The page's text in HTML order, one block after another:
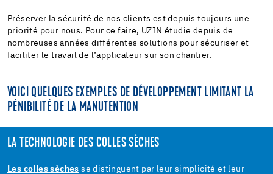
Préserver la sécurité de nos clients est depuis toujours une
priorité pour nous. Pour ce faire, UZIN étudie depuis de
nombreuses années différentes solutions pour sécuriser et
faciliter le travail de l’applicateur sur son chantier.
VOICI QUELQUES EXEMPLES DE DÉVELOPPEMENT LIMITANT LA
PÉNIBILITÉ DE LA MANUTENTION
LA TECHNOLOGIE DES COLLES SÈCHES
Les colles sèches se distinguent par leur simplicité et leur